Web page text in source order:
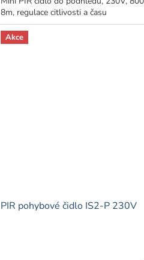
8m, regulace citlivosti a času
Akce
PIR pohybové čidlo IS2-P 230V